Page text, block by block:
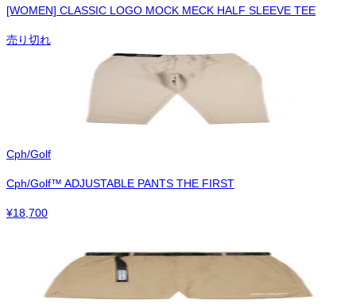
[WOMEN] CLASSIC LOGO MOCK MECK HALF SLEEVE TEE
売り切れ
Cph/Golf
Cph/Golf™︎ ADJUSTABLE PANTS THE FIRST
¥18,700